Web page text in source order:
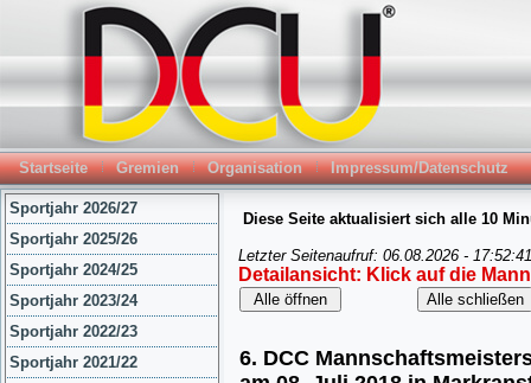
Startseite Gremien Organisation Impressum/Datenschutz
Sportjahr 2026/27
Sportjahr 2025/26
Sportjahr 2024/25
Sportjahr 2023/24
Sportjahr 2022/23
Sportjahr 2021/22